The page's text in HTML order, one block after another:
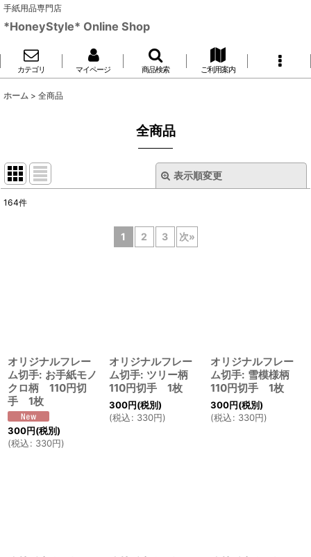
手紙用品専門店
*HoneyStyle* Online Shop
カテゴリ マイページ 商品検索 ご利用案内
ホーム > 全商品
全商品
表示順変更
164件
1 2 3 次»
オリジナルフレー
ム切手: お手紙モノ
クロ柄 110円切
手 1枚
300円(税別)
(税込: 330円)
オリジナルフレー
ム切手: ツリー柄
110円切手 1枚
300円(税別)
(税込: 330円)
オリジナルフレー
ム切手: 雪模様柄
110円切手 1枚
300円(税別)
(税込: 330円)